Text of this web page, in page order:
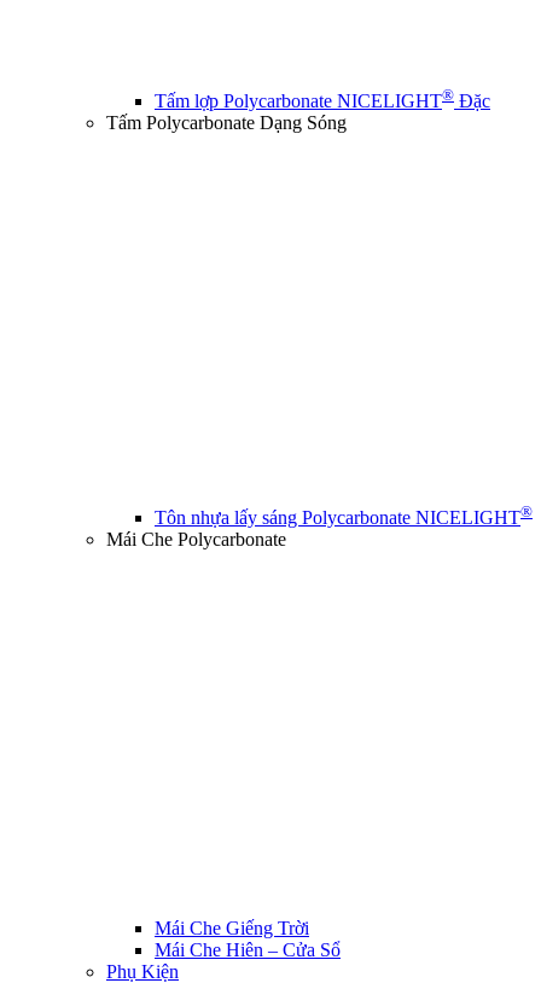
Tấm lợp Polycarbonate NICELIGHT® Đặc
Tấm Polycarbonate Dạng Sóng
Tôn nhựa lấy sáng Polycarbonate NICELIGHT®
Mái Che Polycarbonate
Mái Che Giếng Trời
Mái Che Hiên – Cửa Sổ
Phụ Kiện